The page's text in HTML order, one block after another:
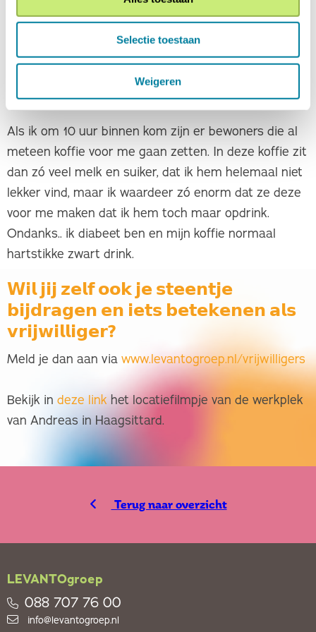
Selectie toestaan
Weigeren
aan dat ze me gemist hadden, dat voelt fijn, ik voel
me welkom. Ik vind het een leuk dat ze me steeds
meer beginnen te vertrouwen en dat ik onderdeel
ben van de groep.
𝗙𝘂𝗻 𝗳𝗮𝗰𝘁
Als ik om 10 uur binnen kom zijn er bewoners die al
meteen koffie voor me gaan zetten. In deze koffie zit
dan zó veel melk en suiker, dat ik hem helemaal niet
lekker vind, maar ik waardeer zó enorm dat ze deze
voor me maken dat ik hem toch maar opdrink.
Ondanks.. ik diabeet ben en mijn koffie normaal
hartstikke zwart drink.
𝗪𝗶𝗹 𝗷𝗶𝗷 𝘇𝗲𝗹𝗳 𝗼𝗼𝗸 𝗷𝗲 𝘀𝘁𝗲𝗲𝗻𝘁𝗷𝗲
𝗯𝗶𝗷𝗱𝗿𝗮𝗴𝗲𝗻 𝗲𝗻 𝗶𝗲𝘁𝘀 𝗯𝗲𝘁𝗲𝗸𝗲𝗻𝗲𝗻 𝗮𝗹𝘀
𝘃𝗿𝗶𝗷𝘄𝗶𝗹𝗹𝗶𝗴𝗲𝗿?
Meld je dan aan via www.levantogroep.nl/vrijwilligers
Bekijk in deze link het locatiefilmpje van de werkplek
van Andreas in Haagsittard.
Terug naar overzicht
LEVANTOgroep
088 707 76 00
info@levantogroep.nl